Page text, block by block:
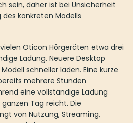
ab.
nur, ob Sie ein Oticon Ladegerät
Modell zu Ihren Hörgeräten passt.
More, Oticon Opn S, Oticon
Modellfamilien können
benötigen.